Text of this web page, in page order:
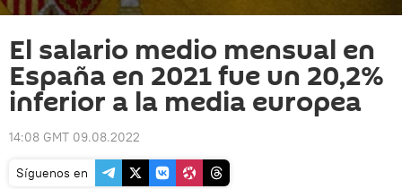
El salario medio mensual en
España en 2021 fue un 20,2%
inferior a la media europea
14:08 GMT 09.08.2022
Síguenos en